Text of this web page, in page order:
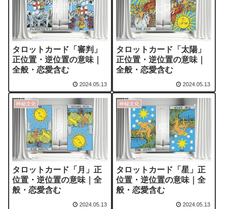
タロットカード「審判」
正位置・逆位置の意味｜
全般・恋愛含む
2024.05.13
タロットカード「太陽」
正位置・逆位置の意味｜
全般・恋愛含む
2024.05.13
神秘文化
タロットカード「月」正
位置・逆位置の意味｜全
般・恋愛含む
2024.05.13
神秘文化
タロットカード「星」正
位置・逆位置の意味｜全
般・恋愛含む
2024.05.13